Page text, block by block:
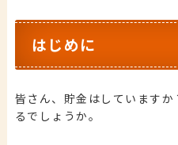
はじめに
皆さん、貯金はしています
るでしょうか。